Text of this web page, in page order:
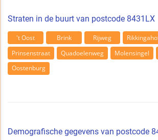
Straten in de buurt van postcode 8431LX
't Oost Brink Rijweg
Prinsenstraat
Quadoelenweg Molensingel
Oostenburg
Demografische gegevens van postcode